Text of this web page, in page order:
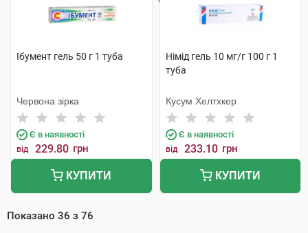
Ібумент гель 50 г 1 туба
Червона зірка
Є в наявності
від 229.80 грн
КУПИТИ
Німід гель 10 мг/г 100 г 1
туба
Кусум Хелтхкер
Є в наявності
від 233.10 грн
КУПИТИ
Показано 36 з 76